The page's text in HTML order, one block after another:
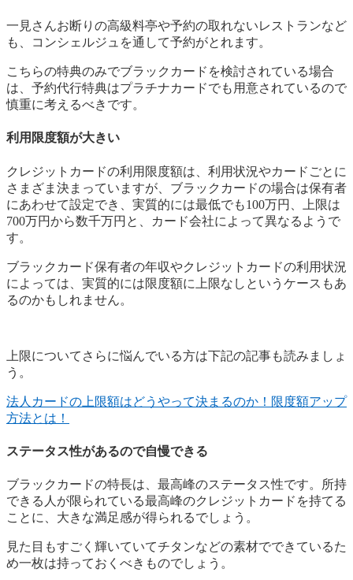
一見さんお断りの高級料亭や予約の取れないレストランなど
も、コンシェルジュを通して予約がとれます。
こちらの特典のみでブラックカードを検討されている場合
は、予約代行特典はプラチナカードでも用意されているので
慎重に考えるべきです。
利用限度額が大きい
クレジットカードの利用限度額は、利用状況やカードごとに
さまざま決まっていますが、ブラックカードの場合は保有者
にあわせて設定でき、実質的には最低でも100万円、上限は
700万円から数千万円と、カード会社によって異なるようで
す。
ブラックカード保有者の年収やクレジットカードの利用状況
によっては、実質的には限度額に上限なしというケースもあ
るのかもしれません。
上限についてさらに悩んでいる方は下記の記事も読みましょ
う。
法人カードの上限額はどうやって決まるのか！限度額アップ
方法とは！
ステータス性があるので自慢できる
ブラックカードの特長は、最高峰のステータス性です。
所持
できる人が限られている最高峰のクレジットカードを持てる
ことに、大きな満足感が得られるでしょう。
見た目もすごく輝いていてチタンなどの素材でできているた
め一枚は持っておくべきものでしょう。